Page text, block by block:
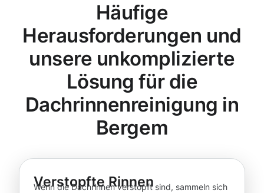
Häufige
Herausforderungen und
unsere unkomplizierte
Lösung für die
Dachrinnenreinigung in
Bergem
Verstopfte Rinnen
Wenn die Dachrinnen verstopft sind, sammeln sich